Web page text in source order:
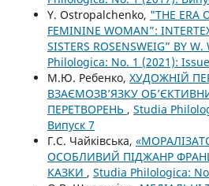
Y. Ostropalchenko, "THE ERA
FEMININE WOMAN”:
SISTERS ROSENSWEIG” BY W.
Philologica: No. 1 (2021):
М.Ю. Ребенко, ХУДОЖНІЙ
ВЗАЄМОЗВ’ЯЗКУ
ПЕРЕТВОРЕНЬ , Studia
Випуск 7
Г.С. Чайківська,
ОСОБЛИВИЙ ПІДЖАНР
КАЗКИ , Studia Philologica: